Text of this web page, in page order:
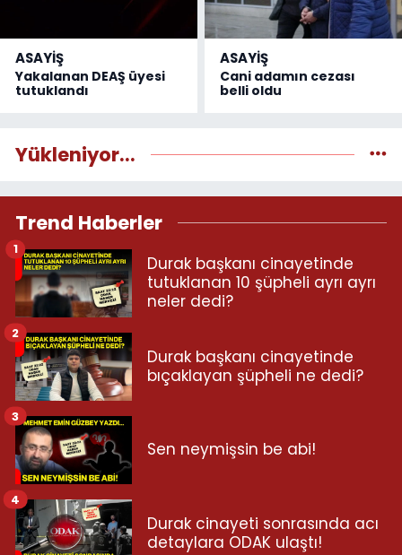
ASAYİŞ
Yakalanan DEAŞ üyesi
tutuklandı
ASAYİŞ
Cani adamın cezası
belli oldu
Yükleniyor...
Trend Haberler
Durak başkanı cinayetinde
tutuklanan 10 şüpheli ayrı ayrı
neler dedi?
1
Durak başkanı cinayetinde
bıçaklayan şüpheli ne dedi?
2
Sen neymişsin be abi!
3
Durak cinayeti sonrasında acı
detaylara ODAK ulaştı!
4